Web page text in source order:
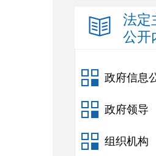
法定
公开
政府信息
政府领导
组织机构